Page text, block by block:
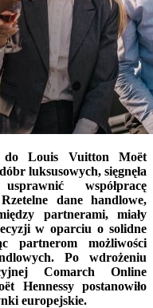
do Louis Vuitton Moët
luksusowych, sięgnęła
współpracę
dane handlowe,
partnerami, miały
w oparciu o solidne
partnerom możliwości
Po wdrożeniu
Comarch Online
Hennessy postanowiło
europejskie.